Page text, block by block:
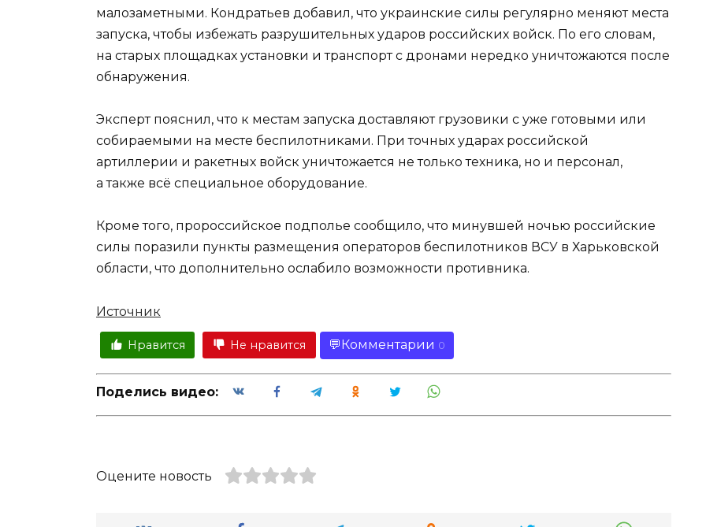
малозаметными. Кондратьев добавил, что украинские силы регулярно меняют места
запуска, чтобы избежать разрушительных ударов российских войск. По его словам,
на старых площадках установки и транспорт с дронами нередко уничтожаются после
обнаружения.
Эксперт пояснил, что к местам запуска доставляют грузовики с уже готовыми или
собираемыми на месте беспилотниками. При точных ударах российской
артиллерии и ракетных войск уничтожается не только техника, но и персонал,
а также всё специальное оборудование.
Кроме того, пророссийское подполье сообщило, что минувшей ночью российские
силы поразили пункты размещения операторов беспилотников ВСУ в Харьковской
области, что дополнительно ослабило возможности противника.
Источник
Нравится Не нравится Комментарии 0
Поделись видео:
Оцените новость